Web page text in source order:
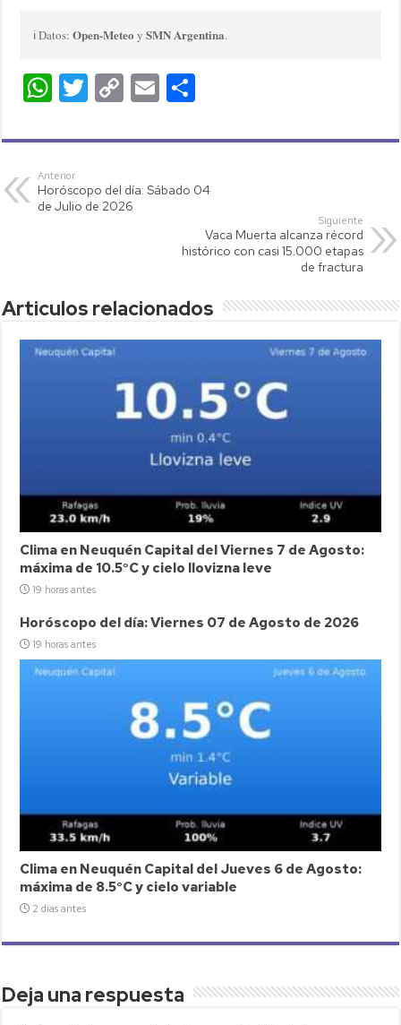
ℹ️ Datos:Open-Meteo ySMN Argentina.
W
at
s
A
T
tt
C
p
Li
E
ail m
ar
tir
Anterior
Horóscopo del día: Sábado 04
de Julio de 2026
Siguiente
Vaca Muerta alcanza récord
histórico con casi 15.000 etapas
de fractura
Articulos relacionados
Clima en Neuquén Capital del Viernes 7 de Agosto:
máxima de 10.5°C y cielo llovizna leve
19 horas antes
Horóscopo del día: Viernes 07 de Agosto de 2026
19 horas antes
Clima en Neuquén Capital del Jueves 6 de Agosto:
máxima de 8.5°C y cielo variable
2 días antes
Deja una respuesta